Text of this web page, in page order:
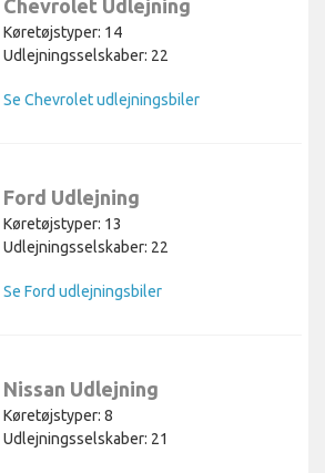
Chevrolet Udlejning
Køretøjstyper: 14
Udlejningsselskaber: 22
Se Chevrolet udlejningsbiler
Ford Udlejning
Køretøjstyper: 13
Udlejningsselskaber: 22
Se Ford udlejningsbiler
Nissan Udlejning
Køretøjstyper: 8
Udlejningsselskaber: 21